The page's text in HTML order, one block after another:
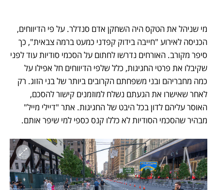
מבהיר שהסכמי הסודיות לא כללו קנס כספי למי שיפר אותם.